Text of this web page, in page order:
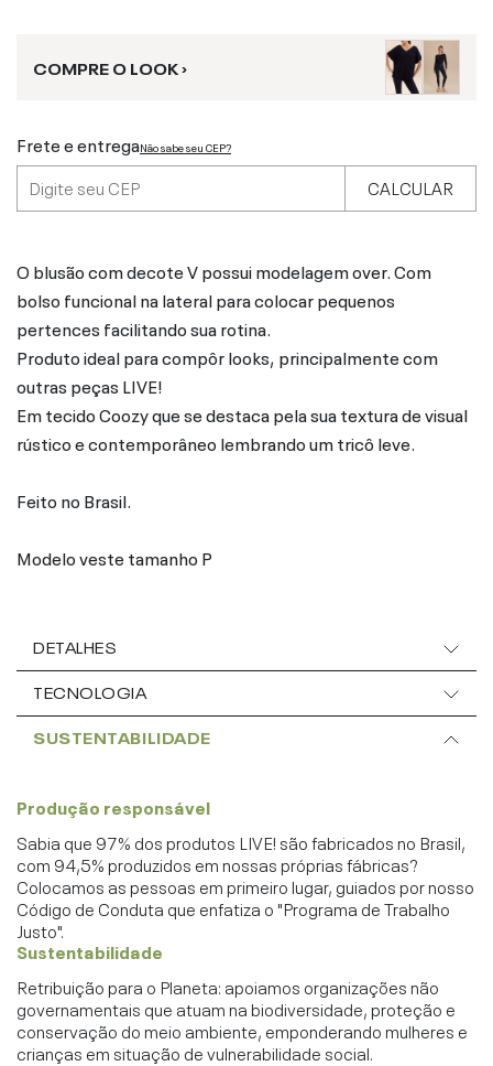
COMPRE O LOOK ›
Frete e entregaNão sabe seu CEP?
CALCULAR
O blusão com decote V possui modelagem over. Com
bolso funcional na lateral para colocar pequenos
pertences facilitando sua rotina.
Produto ideal para compôr looks, principalmente com
outras peças LIVE!
Em tecido Coozy que se destaca pela sua textura de visual
rústico e contemporâneo lembrando um tricô leve.
Feito no Brasil.
Modelo veste tamanho P
DETALHES
TECNOLOGIA
SUSTENTABILIDADE
Produção responsável
Sabia que 97% dos produtos LIVE! são fabricados no Brasil,
com 94,5% produzidos em nossas próprias fábricas?
Colocamos as pessoas em primeiro lugar, guiados por nosso
Código de Conduta que enfatiza o "Programa de Trabalho
Justo".
Sustentabilidade
Retribuição para o Planeta: apoiamos organizações não
governamentais que atuam na biodiversidade, proteção e
conservação do meio ambiente, emponderando mulheres e
crianças em situação de vulnerabilidade social.